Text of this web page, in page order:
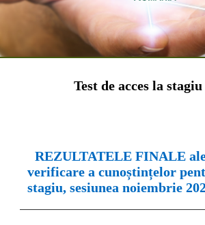
Test de acces la stagiu
REZULTATELE FINALE
verificare a cunoștințelor
stagiu, sesiunea noiembrie